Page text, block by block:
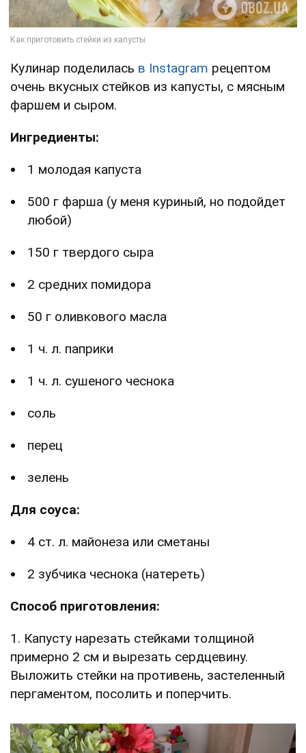
Кулинар поделилась в Instagram рецептом
очень вкусных стейков из капусты, с мясным
фаршем и сыром.
Ингредиенты:
1 молодая капуста
500 г фарша (у меня куриный, но подойдет
любой)
150 г твердого сыра
2 средних помидора
50 г оливкового масла
1 ч. л. паприки
1 ч. л. сушеного чеснока
соль
перец
зелень
Для соуса:
4 ст. л. майонеза или сметаны
2 зубчика чеснока (натереть)
Способ приготовления:
1. Капусту нарезать стейками толщиной
примерно 2 см и вырезать сердцевину.
Выложить стейки на противень, застеленный
пергаментом, посолить и поперчить.